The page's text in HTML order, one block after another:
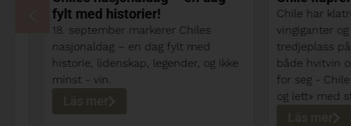
fylt med historier!
18. september markerer Chiles
nasjonaldag – en dag fylt med
historie, lidenskap, legender, og ikke
minst - vin.
Läs mer
Chile har klatret
vingiganter og
tredjeplass på
både hvitvin og
for seg - Chile
og lett» med
Läs mer